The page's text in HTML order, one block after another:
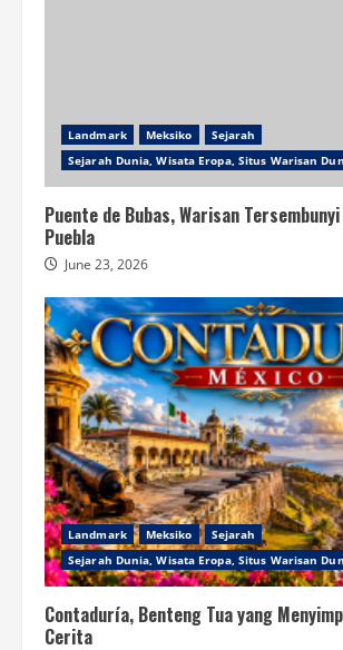
Landmark Meksiko
Sejarah
Sejarah Dunia, Wisata Eropa, Situs Warisan
Puente de Bubas, Warisan
Puebla
June 23, 2026
Landmark Meksiko
Sejarah
Sejarah Dunia, Wisata Eropa, Situs Warisan
Contaduría, Benteng Tua yang
Cerita